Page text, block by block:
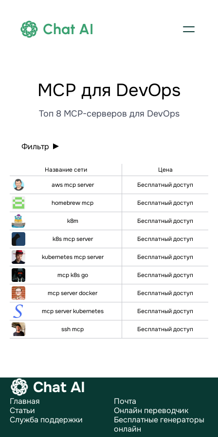
Chat AI
МСР для DevOps
Топ 8 MCP-серверов для DevOps
Фильтр
Название сети
Цена
aws mcp server
Бесплатный доступ
homebrew mcp Бесплатный доступ
k8m Бесплатный доступ
k8s mcp server Бесплатный доступ
kubernetes mcp server Бесплатный доступ
mcp k8s go Бесплатный доступ
mcp server docker Бесплатный доступ
mcp server kubernetes Бесплатный доступ
ssh mcp Бесплатный доступ
Chat AI
Главная
Статьи
Служба поддержки
Почта
Онлайн переводчик
Бесплатные генераторы
онлайн